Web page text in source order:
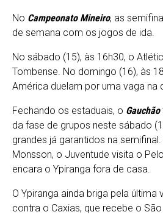
No Campeonato Mineiro, as
de semana com os jogos de ida.
No sábado (15), às 16h30, o
Tombense. No domingo (16), às
América duelam por uma vaga na
Fechando os estaduais, o Gauchão
da fase de grupos neste sábado
grandes já garantidos na
Monsson, o Juventude visita o
encara o Ypiranga fora de casa.
O Ypiranga ainda briga pela última
contra o Caxias, que recebe o São